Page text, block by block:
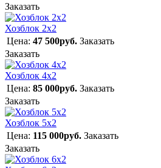
Заказать
Хозблок 2х2
Цена: 47 500руб. Заказать
Заказать
Хозблок 4х2
Цена: 85 000руб. Заказать
Заказать
Хозблок 5х2
Цена: 115 000руб. Заказать
Заказать